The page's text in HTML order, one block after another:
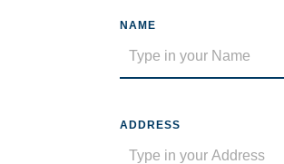
NAME
ADDRESS